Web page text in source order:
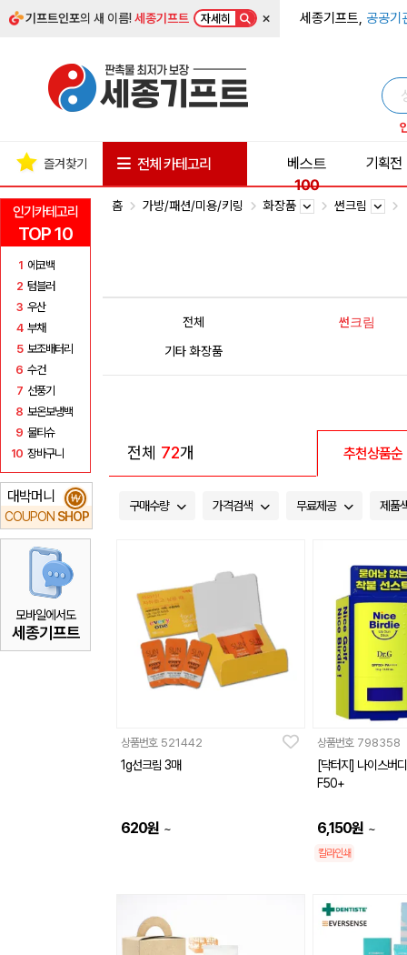
기프트인포의 새 이름!세종기프트 자세히 × 세종기프트, 공공기
인기카테고리
TOP 10
1 에코백
2 텀블러
3 우산
4 부채
5 보조배터리
6 수건
7 선풍기
8 보온보냉백
9 물티슈
10 장바구니
대박머니
COUPON SHOP
₩
모바일에서도
세종기프트
즐겨찾기 전체 카테고리
베스트
100
기획전
홈 가방/패션/미용/키링 화장품 썬크림
전체
썬크림
기타 화장품
전체 72개 추천상품순
구매수량 가격검색 무료제공 제품
상품번호 521442
1g선크림 3매
620원 ~
상품번호 798358
[닥터지] 나이스버
F50+
6,150원 ~
칼라인쇄